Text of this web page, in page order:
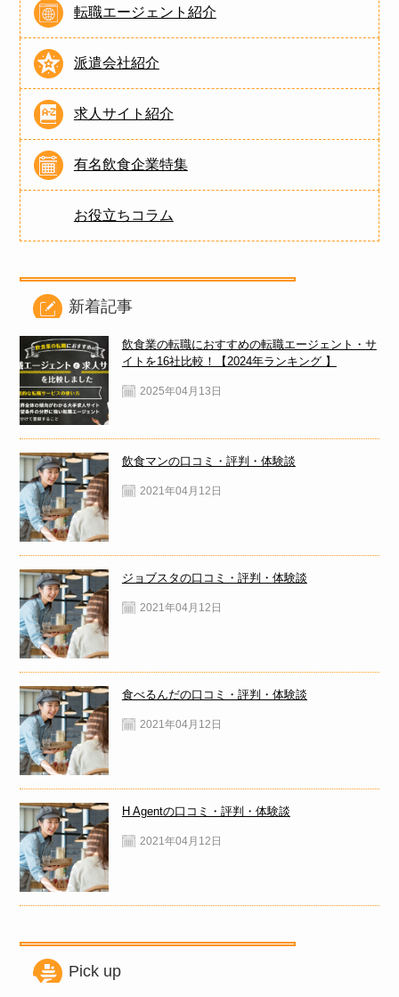
転職エージェント紹介
派遣会社紹介
求人サイト紹介
有名飲食企業特集
お役立ちコラム
新着記事
飲食業の転職におすすめの転職エージェント・サ
イトを16社比較！【2024年ランキング 】
2025年04月13日
飲食マンの口コミ・評判・体験談
2021年04月12日
ジョブスタの口コミ・評判・体験談
2021年04月12日
食べるんだの口コミ・評判・体験談
2021年04月12日
H Agentの口コミ・評判・体験談
2021年04月12日
Pick up